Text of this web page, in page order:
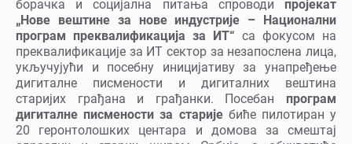
борачка и социјална питања спроводи пројекат
„Нове вештине за нове индустрије – Национални
програм преквалификација за ИТ“ са фокусом на
преквалификације за ИТ сектор за незапослена лица,
укључујући и посебну иницијативу за унапређење
дигиталне писмености и дигиталних вештина
старијих грађана и грађанки. Посебан програм
дигиталне писмености за старијебиће пилотиран у
20 геронтолошких центара и домова за смештај